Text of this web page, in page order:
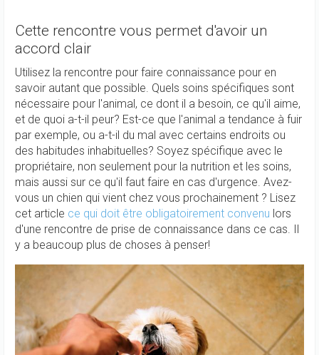
Cette rencontre vous permet d'avoir un
accord clair
Utilisez la rencontre pour faire connaissance pour en
savoir autant que possible. Quels soins spécifiques sont
nécessaire pour l'animal, ce dont il a besoin, ce qu'il aime,
et de quoi a-t-il peur? Est-ce que l'animal a tendance à fuir
par exemple, ou a-t-il du mal avec certains endroits ou
des habitudes inhabituelles? Soyez spécifique avec le
propriétaire, non seulement pour la nutrition et les soins,
mais aussi sur ce qu'il faut faire en cas d'urgence. Avez-
vous un chien qui vient chez vous prochainement ? Lisez
cet article ce qui doit être obligatoirement convenu lors
d'une rencontre de prise de connaissance dans ce cas. Il
y a beaucoup plus de choses à penser!